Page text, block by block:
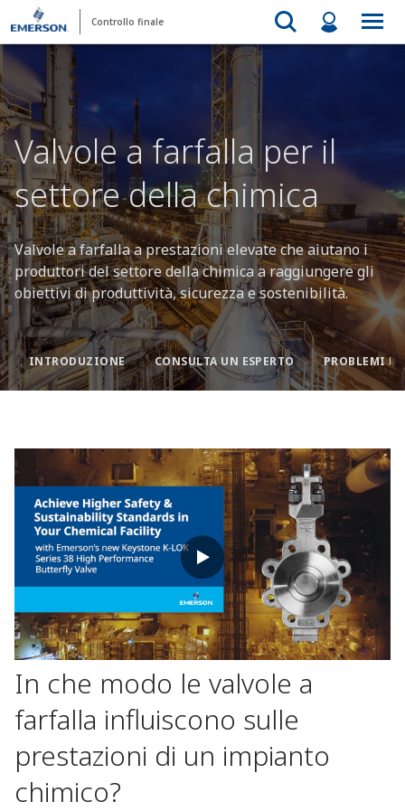
Controllo finale
Valvole a farfalla per il
settore della chimica
Valvole a farfalla a prestazioni elevate che aiutano i
produttori del settore della chimica a raggiungere gli
obiettivi di produttività, sicurezza e sostenibilità.
INTRODUZIONE CONSULTA UN ESPERTO PROBLEMI
In che modo le valvole a
farfalla influiscono sulle
prestazioni di un impianto
chimico?